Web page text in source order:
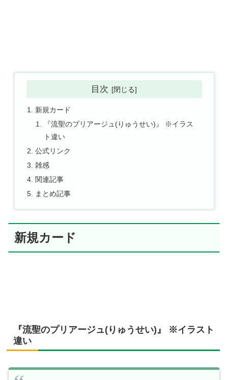
目次
新規カード
『流聖のプリアージュ(りゅうせい)』 ※イラス
ト違い
公式リンク
雑感
関連記事
まとめ記事
新規カード
『流聖のプリアージュ(りゅうせい)』 ※イラスト
違い